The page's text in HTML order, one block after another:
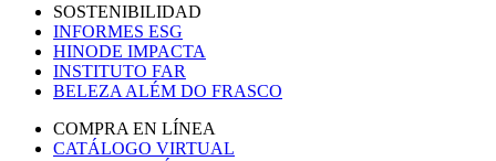
SOSTENIBILIDAD
INFORMES ESG
HINODE IMPACTA
INSTITUTO FAR
BELEZA ALÉM DO FRASCO
COMPRA EN LÍNEA
CATÁLOGO VIRTUAL